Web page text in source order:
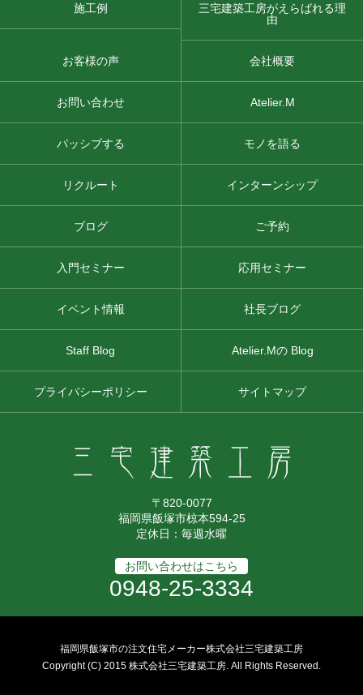
施工例
三宅建築工房がえらばれる理
由
お客様の声 会社概要
お問い合わせ Atelier.M
パッシブする モノを語る
リクルート インターンシップ
ブログ ご予約
入門セミナー 応用セミナー
イベント情報 社長ブログ
Staff Blog Atelier.Mの Blog
プライバシーポリシー サイトマップ
〒820-0077
福岡県飯塚市椋本594-25
定休日：毎週水曜
お問い合わせはこちら
0948-25-3334
福岡県飯塚市の注文住宅メーカー株式会社三宅建築工房
Copyright (C) 2015 株式会社三宅建築工房. All Rights Reserved.